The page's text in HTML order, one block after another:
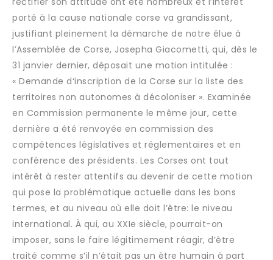
porté à la cause nationale corse va grandissant,
justifiant pleinement la démarche de notre élue à
l’Assemblée de Corse, Josepha Giacometti, qui, dès le
31 janvier dernier, déposait une motion intitulée :
« Demande d‘inscription de la Corse sur la liste des
territoires non autonomes à décoloniser ». Examinée
en Commission permanente le même jour, cette
dernière a été renvoyée en commission des
compétences législatives et réglementaires et en
conférence des présidents. Les Corses ont tout
intérêt à rester attentifs au devenir de cette motion
qui pose la problématique actuelle dans les bons
termes, et au niveau où elle doit l’être: le niveau
international. À qui, au XXIe siècle, pourrait-on
imposer, sans le faire légitimement réagir, d’être
traité comme s’il n’était pas un être humain à part